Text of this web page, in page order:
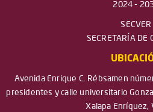
2024 -
SECVER
SECRETARÍA DE
Avenida Enrique C. Rébsamen
presidentes y calle universitario
Xalapa Enríquez,